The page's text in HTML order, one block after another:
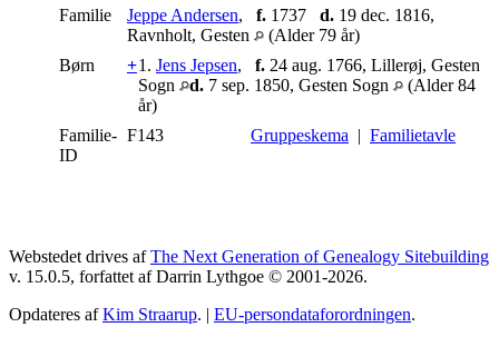
Familie Jeppe Andersen, f. 1737 d. 19 dec. 1816,
Ravnholt, Gesten
(Alder 79 år)
Børn
+1. Jens Jepsen, f. 24 aug. 1766, Lillerøj, Gesten
Sogn
d. 7 sep. 1850, Gesten Sogn
(Alder 84
år)
Familie-
ID
F143 Gruppeskema | Familietavle
Webstedet drives afThe Next Generation of Genealogy Sitebuilding
v. 15.0.5, forfattet af Darrin Lythgoe © 2001-2026.
Opdateres afKim Straarup. | EU-persondataforordningen.